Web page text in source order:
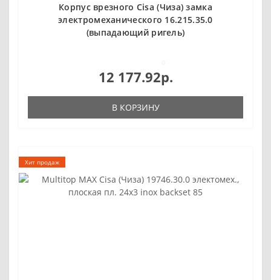
Корпус врезного Cisa (Чиза) замка
электромеханического 16.215.35.0
(выпадающий ригель)
12 177.92р.
В КОРЗИНУ
Хит продаж